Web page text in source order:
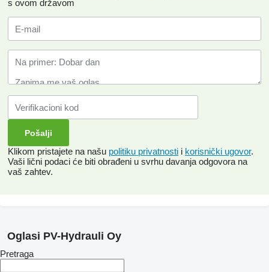
s ovom državom
Klikom pristajete na našu politiku privatnosti i korisnički ugovor.
Vaši lični podaci će biti obrađeni u svrhu davanja odgovora na
vaš zahtev.
Oglasi PV-Hydrauli Oy
Pretraga